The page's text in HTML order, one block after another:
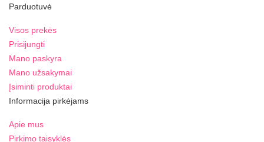
Parduotuvė
Visos prekės
Prisijungti
Mano paskyra
Mano užsakymai
Įsiminti produktai
Informacija pirkėjams
Apie mus
Pirkimo taisyklės